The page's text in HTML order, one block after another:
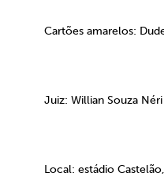
Cartões amarelos:
Juiz: Willian Souza Néri
Local: estádio